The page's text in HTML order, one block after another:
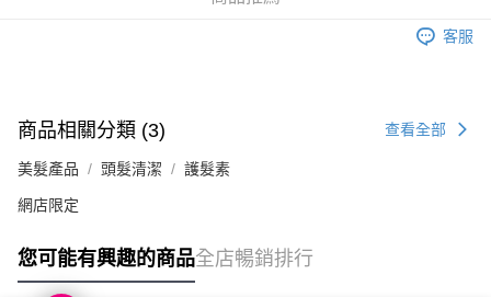
取。逾期會取消訂單，並不會安排重寄
客服
商品相關分類 (3) 查看全部
美髮產品 頭髮清潔 護髮素
網店限定
您可能有興趣的商品全店暢銷排行